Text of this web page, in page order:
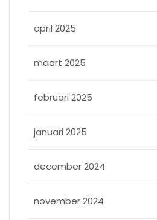
april 2025
maart 2025
februari 2025
januari 2025
december 2024
november 2024